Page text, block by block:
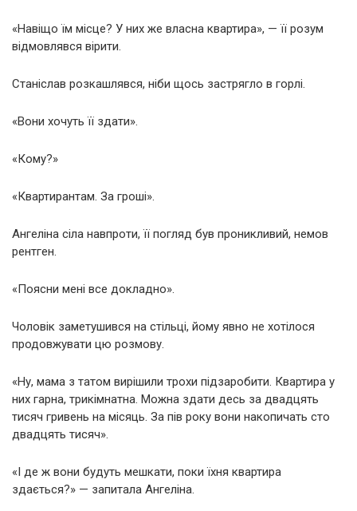
«Навіщо їм місце? У них же власна квартира», — її розум
відмовлявся вірити.
Станіслав розкашлявся, ніби щось застрягло в горлі.
«Вони хочуть її здати».
«Кому?»
«Квартирантам. За гроші».
Ангеліна сіла навпроти, її погляд був проникливий, немов
рентген.
«Поясни мені все докладно».
Чоловік заметушився на стільці, йому явно не хотілося
продовжувати цю розмову.
«Ну, мама з татом вирішили трохи підзаробити. Квартира у
них гарна, трикімнатна. Можна здати десь за двадцять
тисяч гривень на місяць. За пів року вони накопичать сто
двадцять тисяч».
«І де ж вони будуть мешкати, поки їхня квартира
здається?» — запитала Ангеліна.